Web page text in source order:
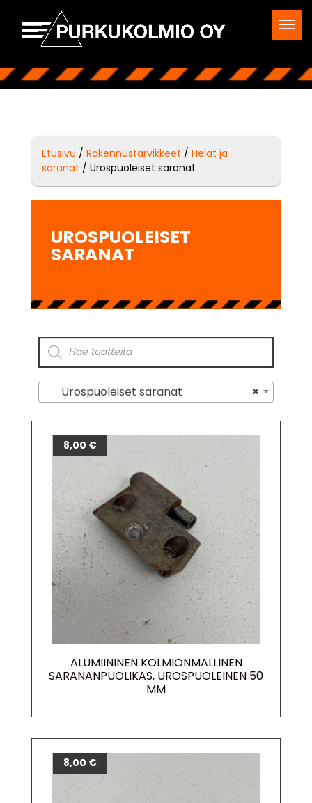
Etusivu / Rakennustarvikkeet / Helat ja
saranat / Urospuoleiset saranat
UROSPUOLEISET
SARANAT
×
Urospuoleiset saranat
ALUMIININEN KOLMIONMALLINEN
SARANANPUOLIKAS, UROSPUOLEINEN 50
MM
8,00 €
8,00 €